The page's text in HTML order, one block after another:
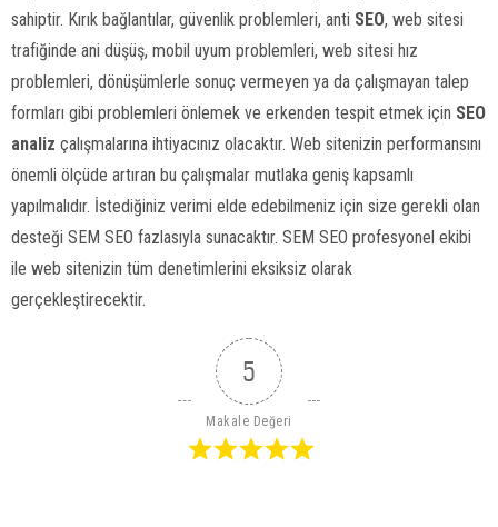
sahiptir. Kırık bağlantılar, güvenlik problemleri, anti SEO, web sitesi
trafiğinde ani düşüş, mobil uyum problemleri, web sitesi hız
problemleri, dönüşümlerle sonuç vermeyen ya da çalışmayan talep
formları gibi problemleri önlemek ve erkenden tespit etmek için SEO
analiz çalışmalarına ihtiyacınız olacaktır. Web sitenizin performansını
önemli ölçüde artıran bu çalışmalar mutlaka geniş kapsamlı
yapılmalıdır. İstediğiniz verimi elde edebilmeniz için size gerekli olan
desteği SEM SEO fazlasıyla sunacaktır. SEM SEO profesyonel ekibi
ile web sitenizin tüm denetimlerini eksiksiz olarak
gerçekleştirecektir.
5
Makale Değeri